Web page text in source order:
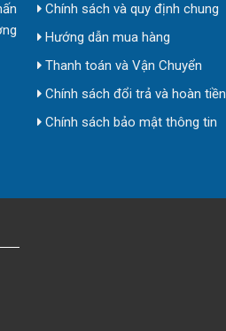
Chính sách và quy định chung
Hướng dẫn mua hàng
Thanh toán và Vận Chuyển
Chính sách đổi trả và hoàn tiền
Chính sách bảo mật thông tin